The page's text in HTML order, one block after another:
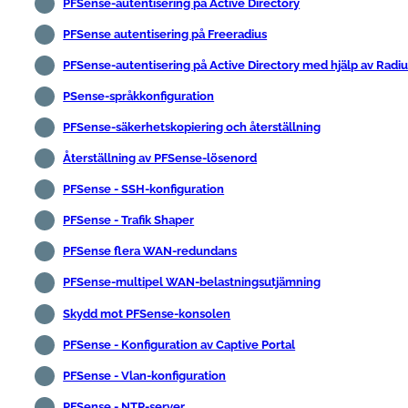
PFSense-autentisering på Active Directory
PFSense autentisering på Freeradius
PFSense-autentisering på Active Directory med hjälp av
PSense-språkkonfiguration
PFSense-säkerhetskopiering och återställning
Återställning av PFSense-lösenord
PFSense - SSH-konfiguration
PFSense - Trafik Shaper
PFSense flera WAN-redundans
PFSense-multipel WAN-belastningsutjämning
Skydd mot PFSense-konsolen
PFSense - Konfiguration av Captive Portal
PFSense - Vlan-konfiguration